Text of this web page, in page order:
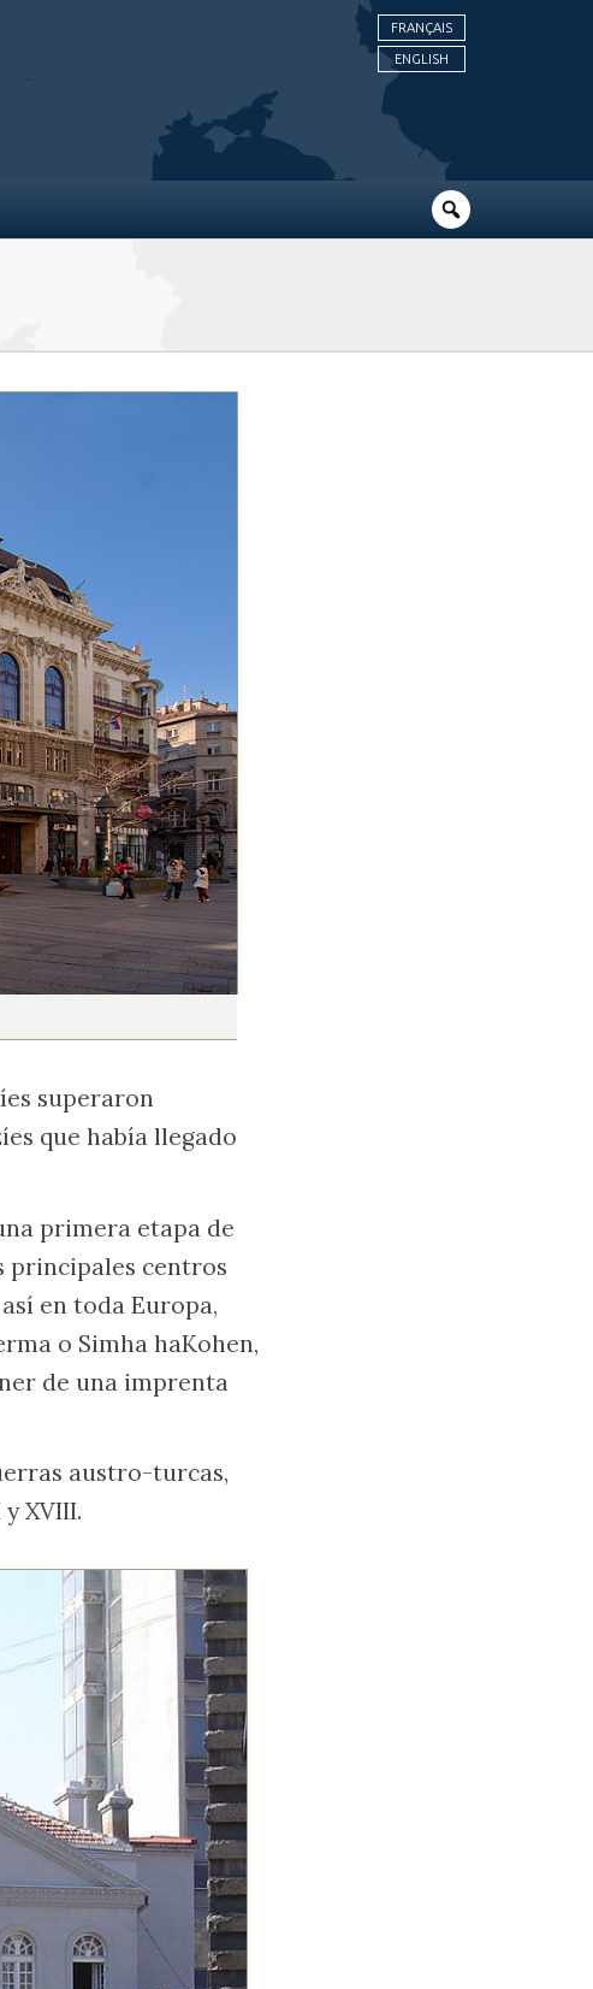
FRANÇAIS
ENGLISH
superaron
que había llegado
primera etapa de
principales centros
en toda Europa,
o Simha haKohen,
de una imprenta
austro-turcas,
XVIII.